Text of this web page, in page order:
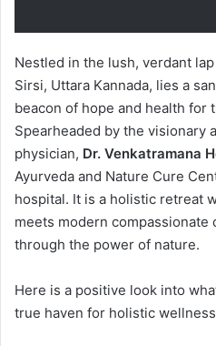
​Nestled in the lush, verdant
Sirsi, Uttara Kannada, lies a
beacon of hope and health for
Spearheaded by the visionary
physician, Dr. Venkatramana
Ayurveda and Nature Cure
hospital. It is a holistic retreat
meets modern compassionate
through the power of nature.
​Here is a positive look into
true haven for holistic